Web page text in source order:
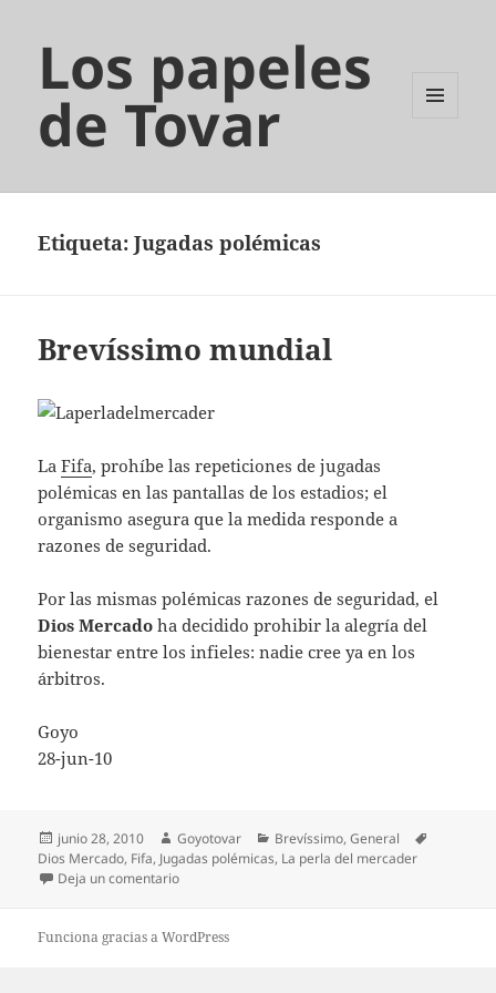
Los papeles
de Tovar
Etiqueta:Jugadas polémicas
Brevíssimo mundial
LaFifa, prohíbe las repeticiones de jugadas
polémicas en las pantallas de los estadios; el
organismo asegura que la medida responde a
razones de seguridad.
Por las mismas polémicas razones de seguridad, el
Dios Mercado ha decidido prohibir la alegría del
bienestar entre los infieles: nadie cree ya en los
árbitros.
Goyo
28-jun-10
Publicado
el
junio 28, 2010 Autor
Goyotovar Categorías
Brevíssimo,General
Dios Mercado, Fifa, Jugadas polémicas, La perla del mercader
Deja un comentarioen Brevíssimo mundial
Funciona gracias a WordPress